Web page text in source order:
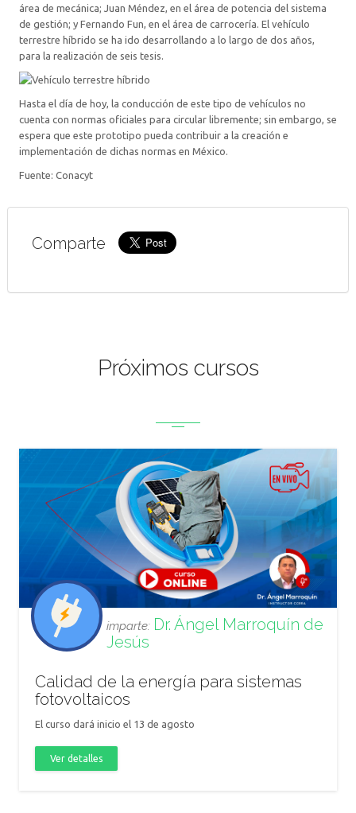
área de mecánica; Juan Méndez, en el área de potencia del sistema
de gestión; y Fernando Fun, en el área de carrocería. El vehículo
terrestre híbrido se ha ido desarrollando a lo largo de dos años,
para la realización de seis tesis.
Hasta el día de hoy, la conducción de este tipo de vehículos no
cuenta con normas oficiales para circular libremente; sin embargo, se
espera que este prototipo pueda contribuir a la creación e
implementación de dichas normas en México.
Fuente: Conacyt
Comparte
Próximos cursos
imparte: Dr. Ángel Marroquín de
Jesús
Calidad de la energía para sistemas
fotovoltaicos
El curso dará inicio el 13 de agosto
Ver detalles